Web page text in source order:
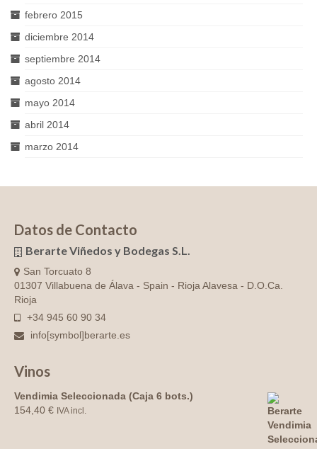
febrero 2015
diciembre 2014
septiembre 2014
agosto 2014
mayo 2014
abril 2014
marzo 2014
Datos de Contacto
Berarte Viñedos y Bodegas S.L.
San Torcuato 8
01307 Villabuena de Álava - Spain - Rioja Alavesa - D.O.Ca.
Rioja
+34 945 60 90 34
info[symbol]berarte.es
Vinos
Vendimia Seleccionada (Caja 6 bots.)
154,40 € IVA incl.